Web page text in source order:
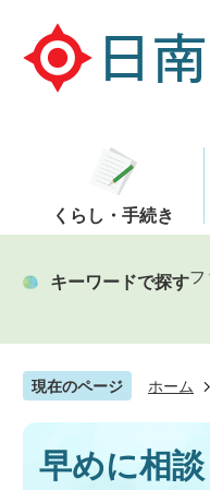
くらし・手続き
キーワードで探すフ
現在のページ ホーム
早めに相